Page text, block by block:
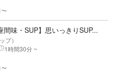
〜
間味・SUP】思いっきりSUP...
プ）
1時間30分 ~
〜